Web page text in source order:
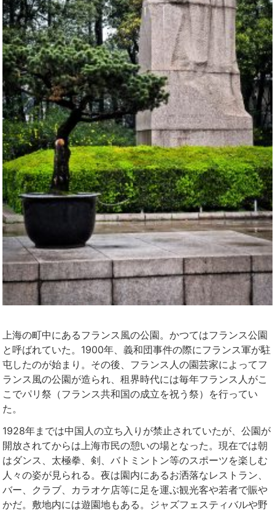
上海の町中にあるフランス風の公園。かつてはフランス公園
と呼ばれていた。1900年、義和団事件の際にフランス軍が駐
屯したのが始まり。その後、フランス人の園芸家によってフ
ランス風の公園が造られ、租界時代には毎年フランス人がこ
こでパリ祭（フランス共和国の成立を祝う祭）を行ってい
た。
1928年までは中国人の立ち入りが禁止されていたが、公園が
開放されてからは上海市民の憩いの場となった。現在では朝
はダンス、太極拳、剣、バトミントン等のスポーツを楽しむ
人々の姿が見られる。夜は園内にあるお洒落なレストラン、
バー、クラブ、カラオケ店等に足を運ぶ観光客や若者で賑や
かだ。敷地内には遊園地もある。ジャズフェスティバルや野